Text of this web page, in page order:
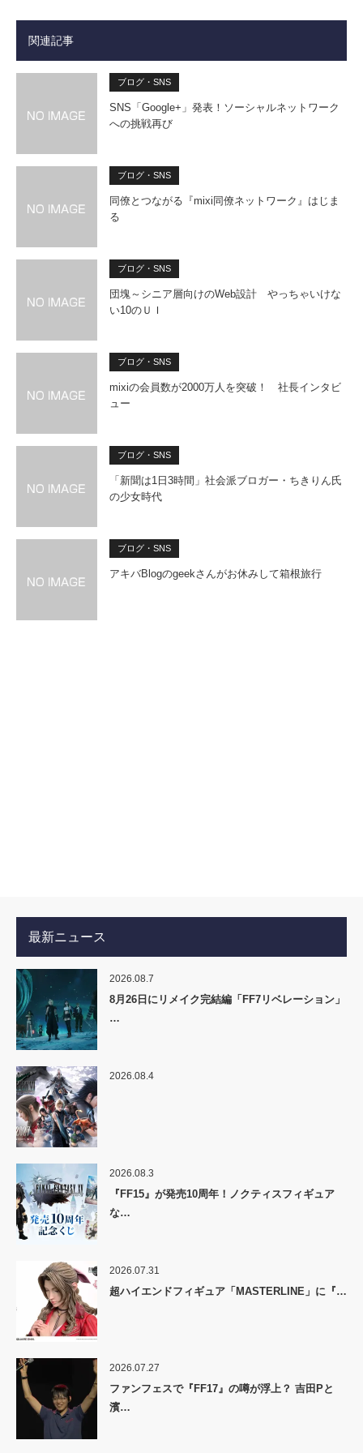
関連記事
ブログ・SNS
SNS「Google+」発表！ソーシャルネットワーク
への挑戦再び
ブログ・SNS
同僚とつながる『mixi同僚ネットワーク』はじま
る
ブログ・SNS
団塊～シニア層向けのWeb設計 やっちゃいけな
い10のＵＩ
ブログ・SNS
mixiの会員数が2000万人を突破！ 社長インタビ
ュー
ブログ・SNS
「新聞は1日3時間」社会派ブロガー・ちきりん氏
の少女時代
ブログ・SNS
アキバBlogのgeekさんがお休みして箱根旅行
最新ニュース
2026.08.7
8月26日にリメイク完結編「FF7リベレーション」
…
2026.08.4
2026.08.3
『FF15』が発売10周年！ノクティスフィギュア
な…
2026.07.31
超ハイエンドフィギュア「MASTERLINE」に『…
2026.07.27
ファンフェスで『FF17』の噂が浮上？ 吉田Pと
濱…